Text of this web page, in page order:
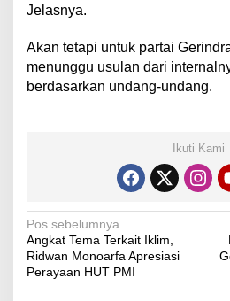
Jelasnya.
Akan tetapi untuk partai
menunggu usulan dari
berdasarkan undang-undang.
Ikuti Kami
N
a
v
Pos sebelumnya
Angkat Tema Terkait Iklim,
Ridwan Monoarfa Apresiasi
Perayaan HUT PMI